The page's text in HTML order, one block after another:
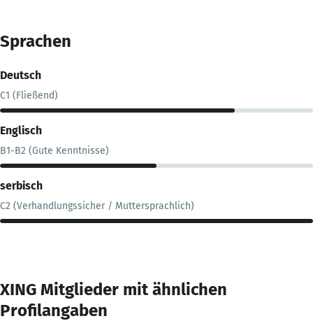
Sprachen
Deutsch
C1 (Fließend)
Englisch
B1-B2 (Gute Kenntnisse)
serbisch
C2 (Verhandlungssicher / Muttersprachlich)
XING Mitglieder mit ähnlichen
Profilangaben